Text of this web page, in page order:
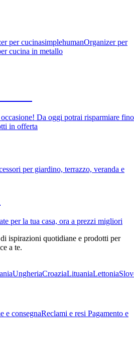
per cucinasimplehumanOrganizer per
cucina in metallo
Da oggi potrai risparmiare fino
in offerta
per giardino, terrazzo, veranda e
per la tua casa, ora a prezzi migliori
ispirazioni quotidiane e prodotti per
a te.
UngheriaCroaziaLituaniaLettonia
e consegnaReclami e resi Pagamento e